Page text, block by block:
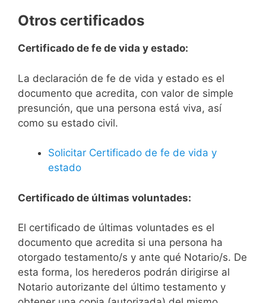
Otros certificados
Certificado de fe de vida y estado:
La declaración de fe de vida y estado es el
documento que acredita, con valor de simple
presunción, que una persona está viva, así
como su estado civil.
Solicitar Certificado de fe de vida y
estado
Certificado de últimas voluntades:
El certificado de últimas voluntades es el
documento que acredita si una persona ha
otorgado testamento/s y ante qué Notario/s. De
esta forma, los herederos podrán dirigirse al
Notario autorizante del último testamento y